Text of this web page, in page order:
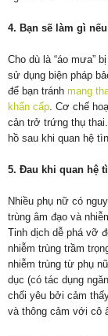
4. Bạn sẽ làm gì
Cho dù là “áo mưa”
sử dụng biện pháp
để bạn tránh mang
khẩn cấp. Cơ chế
cản trở trứng thụ
hồ sau khi quan hệ
5. Đau khi quan hệ
Nhiều phụ nữ có
trùng âm đạo và
Tinh dịch dễ phá vỡ
nhiễm trùng trầm
nhiễm trùng từ phụ
dục (có tác dụng
chối yêu bởi cảm
và thông cảm với cô